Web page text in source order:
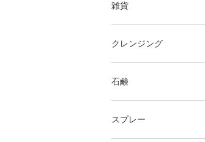
雑貨
クレンジング
石鹸
スプレー